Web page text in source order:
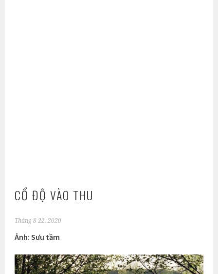
CỔ ĐỘ VÀO THU
Tháng 8 22, 2020
Ảnh: Sưu tầm